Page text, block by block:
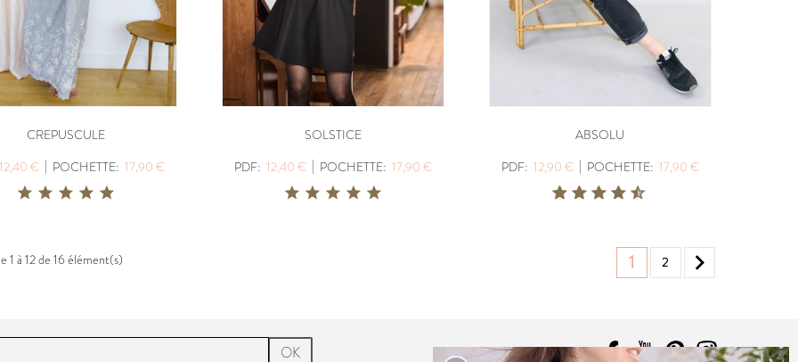
CREPUSCULE
€| POCHETTE: 17,90 €
SOLSTICE
PDF: 12,40 €| POCHETTE: 17,90 €
ABSOLU
PDF: 12,90 €| POCHETTE: 17,90 €
1 à 12 de 16 élément(s) 1 2 
OK